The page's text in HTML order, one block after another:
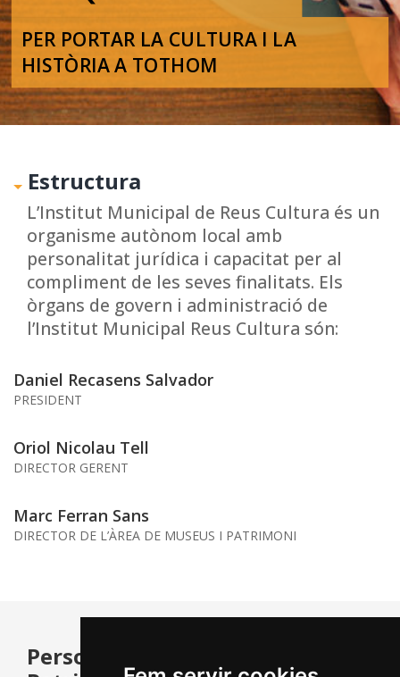
PER PORTAR LA CULTURA I LA
HISTÒRIA A TOTHOM
Estructura
L’Institut Municipal de Reus Cultura és un
organisme autònom local amb
personalitat jurídica i capacitat per al
compliment de les seves finalitats. Els
òrgans de govern i administració de
l’Institut Municipal Reus Cultura són:
Daniel Recasens Salvador
PRESIDENT
Oriol Nicolau Tell
DIRECTOR GERENT
Marc Ferran Sans
DIRECTOR DE L’ÀREA DE MUSEUS I PATRIMONI
Personal de l’Àrea de Museus i